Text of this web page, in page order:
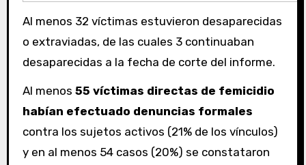
Al menos 32 víctimas estuvieron desaparecidas
o extraviadas, de las cuales 3 continuaban
desaparecidas a la fecha de corte del informe.
Al menos 55 víctimas directas de femicidio
habían efectuado denuncias formales
contra los sujetos activos (21% de los vínculos)
y en al menos 54 casos (20%) se constataron